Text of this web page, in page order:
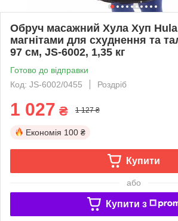
Обруч масажний Хула Хуп
магнітами для схуднення та
97 см, JS-6002, 1,35 кг
Готово до відправки
Код: JS-6002/0455
Роздріб
1 027 ₴ 1 127 ₴
Економія 100 ₴
Купити
або
Купити з